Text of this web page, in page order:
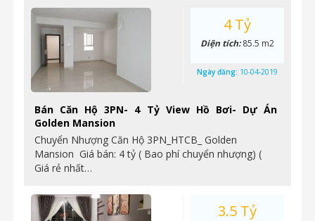
Bán Căn Hộ 3PN- 4 Tỷ View Hồ Bơi- Dự Án
Golden Mansion
Chuyển Nhượng Căn Hộ 3PN_HTCB_ Golden
Mansion Giá bán: 4 tỷ ( Bao phí chuyển nhượng) (
Giá rẻ nhất…
4 Tỷ
Diện tích:85.5 m2
Ngày đăng: 10-04-2019
3.5 Tỷ